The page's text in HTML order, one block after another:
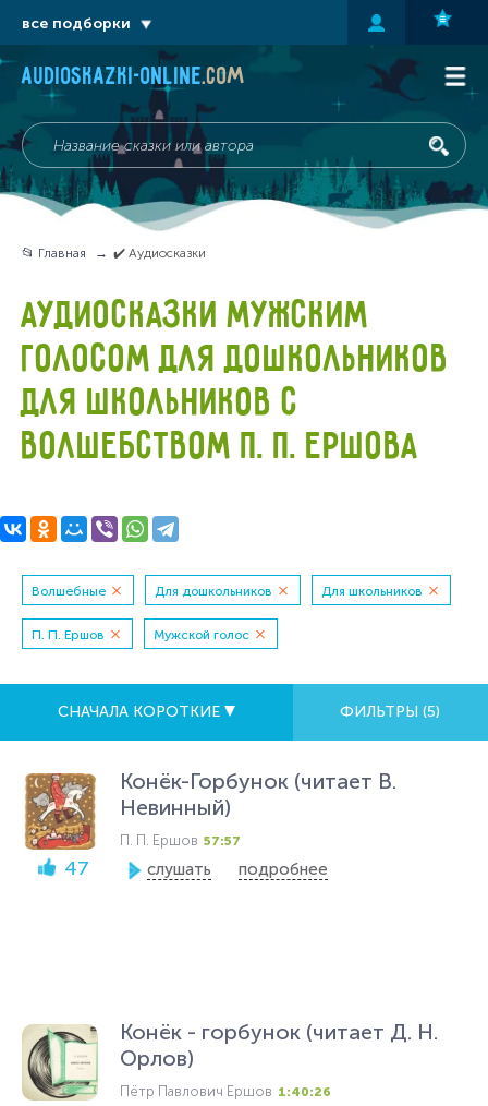
audioskazki-online.com
📂 Главная ✔️ Аудиосказки
АУДИОСКАЗКИ МУЖСКИМ
ГОЛОСОМ ДЛЯ ДОШКОЛЬНИКОВ
ДЛЯ ШКОЛЬНИКОВ С
ВОЛШЕБСТВОМ П. П. ЕРШОВА
Волшебные Для дошкольников Для школьников
П. П. Ершов Мужской голос
СНАЧАЛА КОРОТКИЕ ФИЛЬТРЫ (5)
47
Конёк-Горбунок (читает В.
Невинный)
П. П. Ершов 57:57
слушать подробнее
Конёк - горбунок (читает Д. Н.
Орлов)
Пётр Павлович Ершов 1:40:26
все подборки